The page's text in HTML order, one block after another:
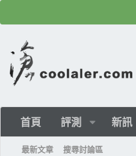
首頁 評測 新訊
最新文章 搜尋討論區